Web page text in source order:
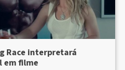
Race interpretará
em filme